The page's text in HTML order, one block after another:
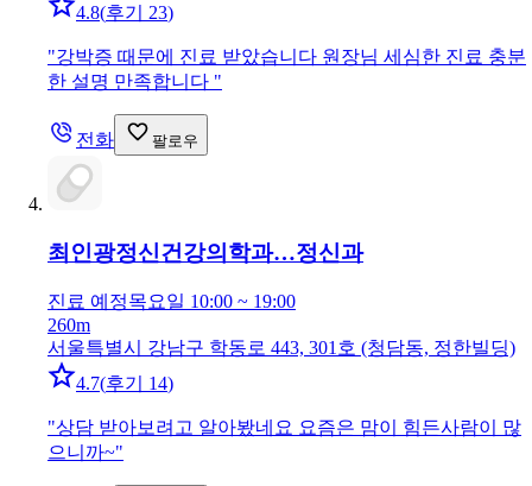
4.8(후기 23)
"강박증 때문에 진료 받았습니다 원장님 세심한 진료 충분
한 설명 만족합니다 "
전화 팔로우
최인광정신건강의학과…정신과
진료 예정목요일 10:00 ~ 19:00
260m
서울특별시 강남구 학동로 443, 301호 (청담동, 정한빌딩)
4.7(후기 14)
"상담 받아보려고 알아봤네요 요즘은 맘이 힘든사람이 많
으니까~"